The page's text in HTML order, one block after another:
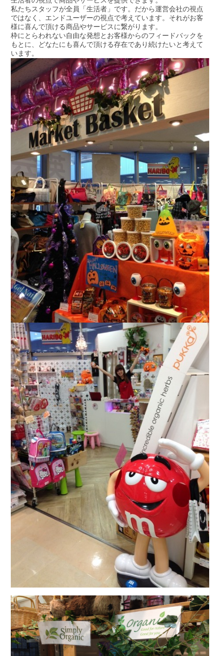
私たちスタッフが全員「生活者」です。だから運営会社の視点
ではなく、エンドユーザーの視点で考えています。それがお客
様に喜んで頂ける商品やサービスに繋がります。
枠にとらわれない自由な発想とお客様からのフィードバックを
もとに、どなたにも喜んで頂ける存在であり続けたいと考えて
います。